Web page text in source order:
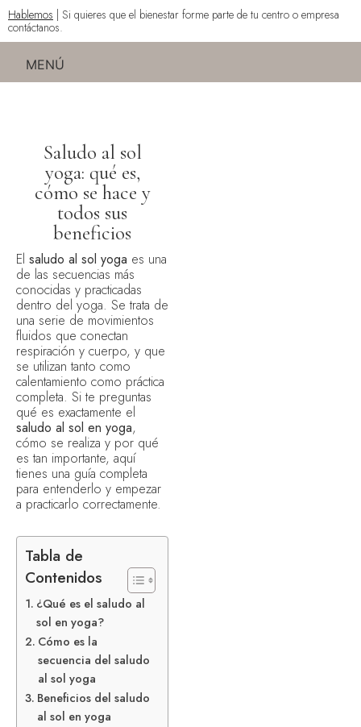
Hablemos | Si quieres que el bienestar forme parte de tu centro o empresa
contáctanos.
MENÚ
Saludo al sol
yoga: qué es,
cómo se hace y
todos sus
beneficios
El saludo al sol yoga es una
de las secuencias más
conocidas y practicadas
dentro del yoga. Se trata de
una serie de movimientos
fluidos que conectan
respiración y cuerpo, y que
se utilizan tanto como
calentamiento como práctica
completa. Si te preguntas
qué es exactamente el
saludo al sol en yoga,
cómo se realiza y por qué
es tan importante, aquí
tienes una guía completa
para entenderlo y empezar
a practicarlo correctamente.
Tabla de
Contenidos
¿Qué es el saludo al
sol en yoga?
Cómo es la
secuencia del saludo
al sol yoga
Beneficios del saludo
al sol en yoga